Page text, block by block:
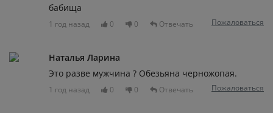
бабища
1 год назад 0 0 Отвечать Пожаловаться
Наталья Ларина
Это разве мужчина ? Обезьяна черножопая.
1 год назад 0 0 Отвечать Пожаловаться